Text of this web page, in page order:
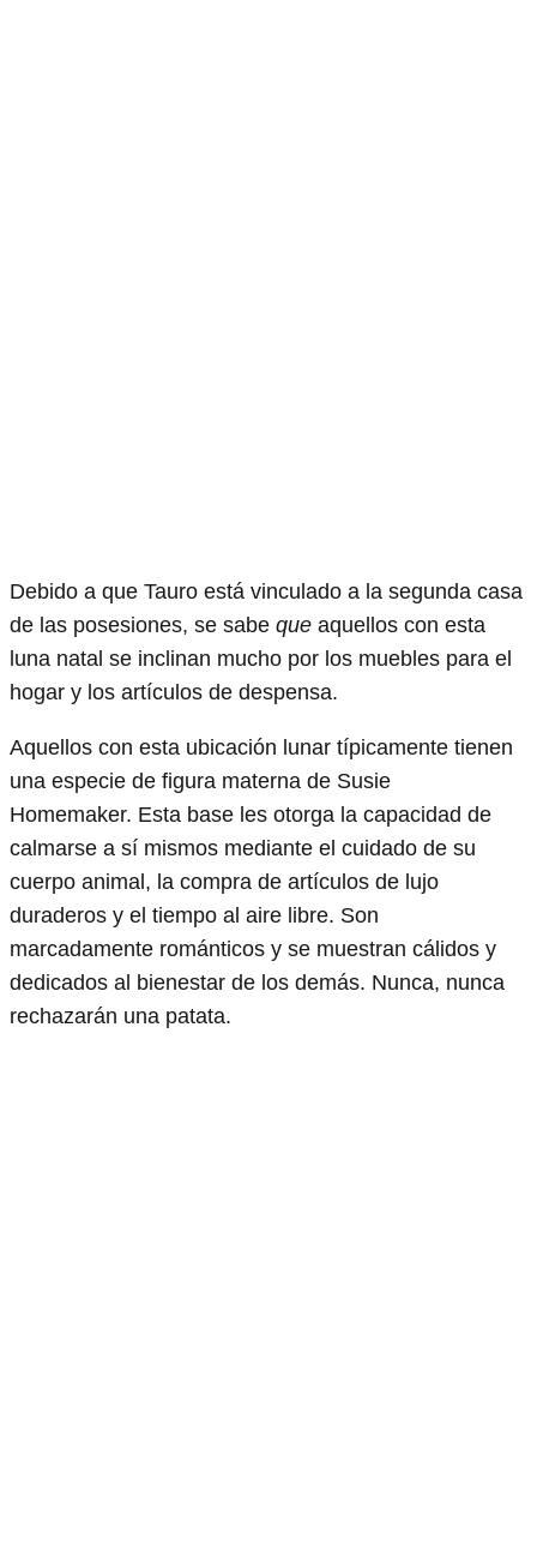
Debido a que Tauro está vinculado a la segunda casa
de las posesiones, se sabe que aquellos con esta
luna natal se inclinan mucho por los muebles para el
hogar y los artículos de despensa.
Aquellos con esta ubicación lunar típicamente tienen
una especie de figura materna de Susie
Homemaker. Esta base les otorga la capacidad de
calmarse a sí mismos mediante el cuidado de su
cuerpo animal, la compra de artículos de lujo
duraderos y el tiempo al aire libre. Son
marcadamente románticos y se muestran cálidos y
dedicados al bienestar de los demás. Nunca, nunca
rechazarán una patata.